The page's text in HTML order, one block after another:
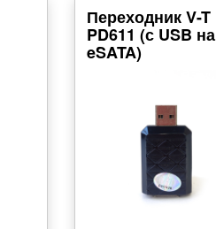
Переходник V-T
PD611 (с USB на
eSATA)